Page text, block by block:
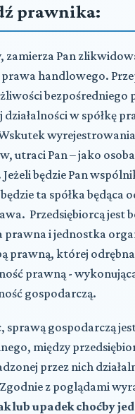
prawnika:
zamierza Pan
prawa handlowego.
bezpośredniego
w spółkę
wyrejestrowania
utraci Pan – jako
będzie Pan
ta spółka będąca
Przedsiębiorcą jest
prawna i jednostka
prawną, której
prawną -
gospodarczą.
sprawą gospodarczą
między
przez nich
z poglądami
lub upadek choćby